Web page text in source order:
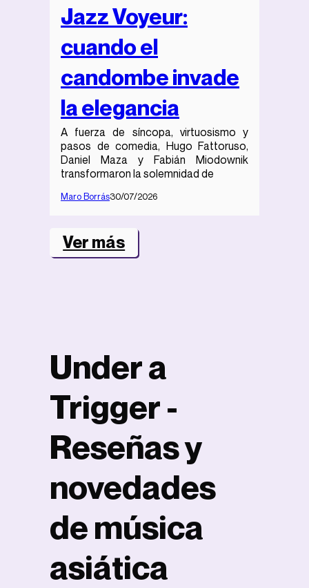
Jazz Voyeur:
cuando el
candombe invade
la elegancia
A fuerza de síncopa, virtuosismo y
pasos de comedia, Hugo Fattoruso,
Daniel Maza y Fabián Miodownik
transformaron la solemnidad de
Maro Borrás30/07/2026
Ver más
Under a
Trigger -
Reseñas y
novedades
de música
asiática